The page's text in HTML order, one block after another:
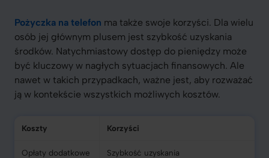
Pożyczka na telefon ma także swoje korzyści. Dla wielu
osób jej głównym plusem jest szybkość uzyskania
środków. Natychmiastowy dostęp do pieniędzy może
być kluczowy w nagłych sytuacjach finansowych. Ale
nawet w takich przypadkach, ważne jest, aby rozważać
ją w kontekście wszystkich możliwych kosztów.
Koszty Korzyści
Opłaty dodatkowe Szybkość uzyskania